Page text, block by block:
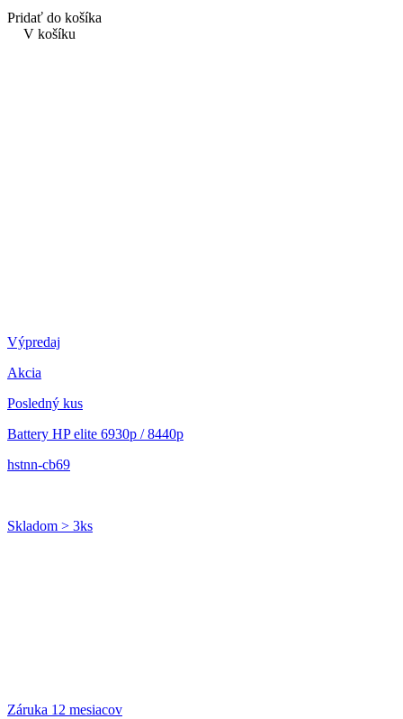
Pridať do košíka
V košíku
Výpredaj
Akcia
Posledný kus
Battery HP elite 6930p / 8440p
hstnn-cb69
Skladom > 3ks
Záruka 12 mesiacov